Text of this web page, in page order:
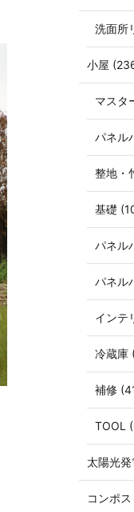
洗面所
小屋
マスタ
パネル
整地・
基礎
パネル
パネル
インテ
冷蔵庫
補修
TOOL
太陽光
コンポ